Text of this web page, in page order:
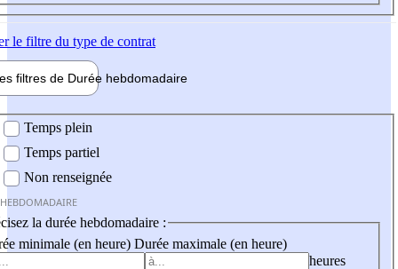
le filtre du type de contrat
filtres de Durée hebdomadaire
Temps plein
Temps partiel
Non renseignée
la durée hebdomadaire :
minimale (en heure) Durée maximale (en heure)
heures